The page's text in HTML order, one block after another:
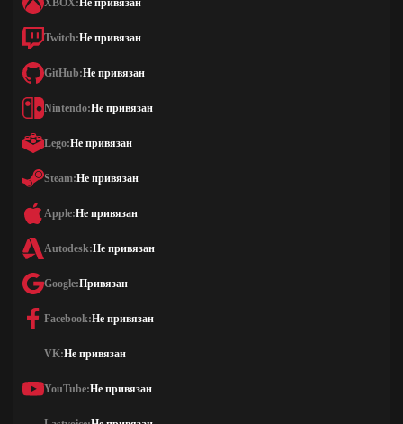
XBOX:Не привязан
Twitch:Не привязан
GitHub:Не привязан
Nintendo:Не привязан
Lego:Не привязан
Steam:Не привязан
Apple:Не привязан
Autodesk:Не привязан
Google:Привязан
Facebook:Не привязан
VK:Не привязан
YouTube:Не привязан